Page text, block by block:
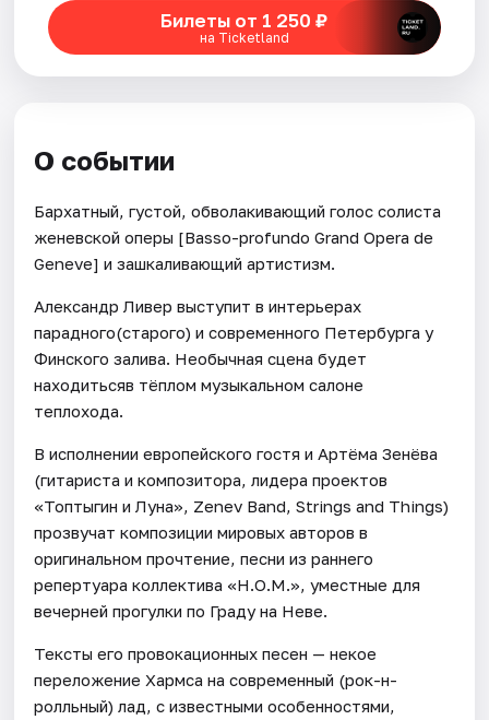
Билеты от 1 250 ₽
на Ticketland
О событии
Бархатный, густой, обволакивающий голос солиста
женевской оперы [Basso-profundo Grand Opera de
Geneve] и зашкаливающий артистизм.
Александр Ливер выступит в интерьерах
парадного(старого) и современного Петербурга у
Финского залива. Необычная сцена будет
находитьсяв тёплом музыкальном салоне
теплохода.
В исполнении европейского гостя и Артёма Зенёва
(гитариста и композитора, лидера проектов
«Топтыгин и Луна», Zenev Band, Strings and Things)
прозвучат композиции мировых авторов в
оригинальном прочтение, песни из раннего
репертуара коллектива «Н.О.М.», уместные для
вечерней прогулки по Граду на Неве.
Тексты его провокационных песен — некое
переложение Хармса на современный (рок-н-
ролльный) лад, с известными особенностями,